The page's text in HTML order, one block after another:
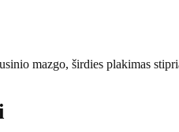
mazgo, širdies plakimas